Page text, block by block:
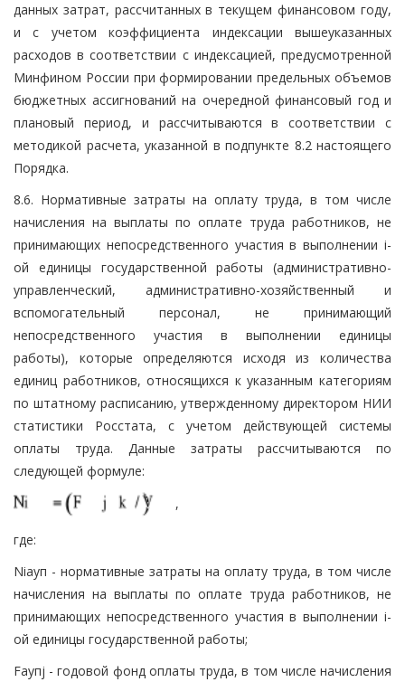
данных затрат, рассчитанных в текущем финансовом году,
и с учетом коэффициента индексации вышеуказанных
расходов в соответствии с индексацией, предусмотренной
Минфином России при формировании предельных объемов
бюджетных ассигнований на очередной финансовый год и
плановый период, и рассчитываются в соответствии с
методикой расчета, указанной в подпункте 8.2 настоящего
Порядка.
8.6. Нормативные затраты на оплату труда, в том числе
начисления на выплаты по оплате труда работников, не
принимающих непосредственного участия в выполнении i-
ой единицы государственной работы (административно-
управленческий, административно-хозяйственный и
вспомогательный персонал, не принимающий
непосредственного участия в выполнении единицы
работы), которые определяются исходя из количества
единиц работников, относящихся к указанным категориям
по штатному расписанию, утвержденному директором НИИ
статистики Росстата, с учетом действующей системы
оплаты труда. Данные затраты рассчитываются по
следующей формуле:
,
где:
Niауп - нормативные затраты на оплату труда, в том числе
начисления на выплаты по оплате труда работников, не
принимающих непосредственного участия в выполнении i-
ой единицы государственной работы;
Fаупj - годовой фонд оплаты труда, в том числе начисления